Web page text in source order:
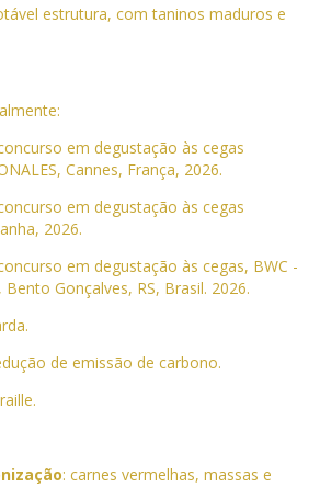
estrutura, com taninos maduros e
em degustação às cegas
Cannes, França, 2026.
em degustação às cegas
2026.
em degustação às cegas, BWC -
Gonçalves, RS, Brasil. 2026.
de emissão de carbono.
: carnes vermelhas, massas e